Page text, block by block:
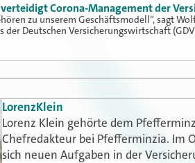
Corona-Management der
zu unserem Geschäftsmodell“, sagt
der Deutschen Versicherungswirtschaft
LorenzKlein
Lorenz Klein gehörte dem
Chefredakteur bei Pfefferminzia. Im
sich neuen Aufgaben in der